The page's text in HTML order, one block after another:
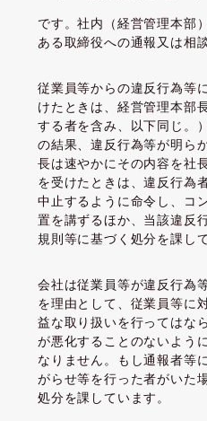
です。社内（経営管理本部
ある取締役への通報又は相
従業員等からの違反行為等
けたときは、経営管理本部
する者を含み、以下同じ。
の結果、違反行為等が明ら
長は速やかにその内容を社
を受けたときは、違反行為
中止するように命令し、コ
置を講ずるほか、当該違反
規則等に基づく処分を課し
会社は従業員等が違反行為
を理由として、従業員等に
益な取り扱いを行ってはな
が悪化することのないよう
なりません。もし通報者等
がらせ等を行った者がいた
処分を課しています。